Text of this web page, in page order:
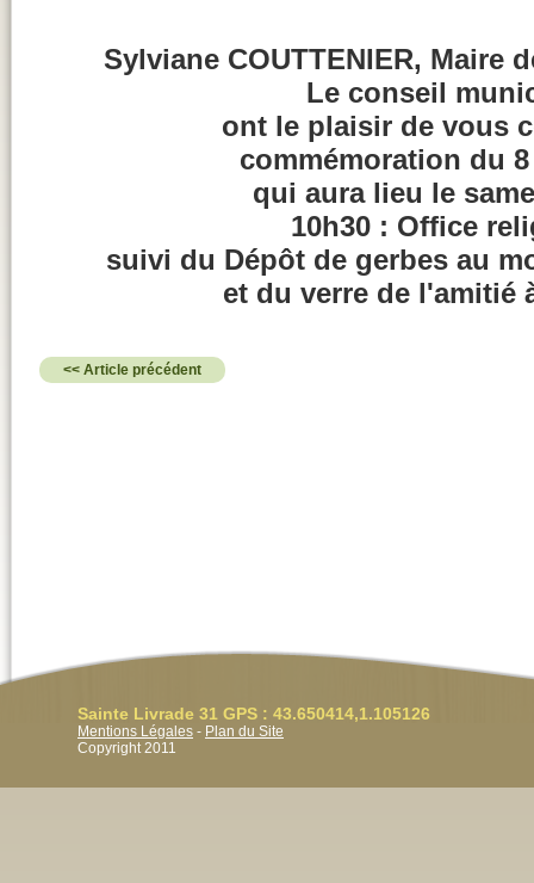
Sylviane COUTTENIER, Maire
Le conseil
ont le plaisir de vous
commémoration du 8
qui aura lieu le
10h30 : Office
suivi du Dépôt de gerbes au
et du verre de l'amitié
<< Article précédent
Sainte Livrade 31 GPS : 43.650414,1.105126
Mentions Légales - Plan du Site
Copyright 2011